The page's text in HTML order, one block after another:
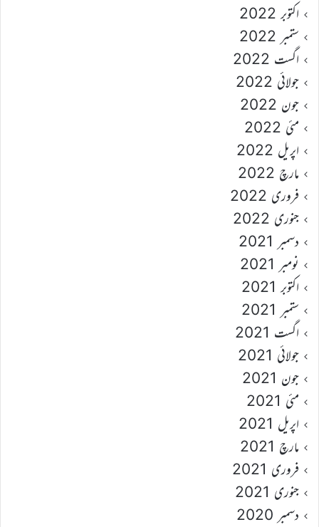
اکتوبر 2022
ستمبر 2022
اگست 2022
جولائی 2022
جون 2022
مئی 2022
اپریل 2022
مارچ 2022
فروری 2022
جنوری 2022
دسمبر 2021
نومبر 2021
اکتوبر 2021
ستمبر 2021
اگست 2021
جولائی 2021
جون 2021
مئی 2021
اپریل 2021
مارچ 2021
فروری 2021
جنوری 2021
دسمبر 2020